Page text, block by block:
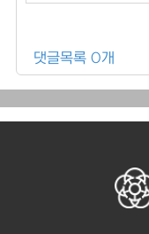
댓글목록 0개